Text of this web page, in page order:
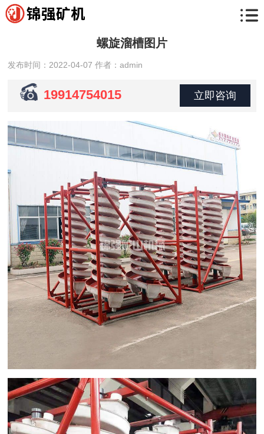
螺旋溜槽图片
发布时间：2022-04-07 作者：admin
19914754015 立即咨询